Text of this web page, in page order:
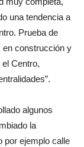
una tendencia a
Prueba de
en construcción y
Centro,
algunos
la
por ejemplo calle